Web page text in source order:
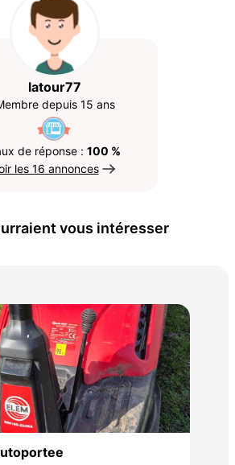
latour77
depuis 15 ans
de réponse : 100 %
les 16 annonces
vous intéresser